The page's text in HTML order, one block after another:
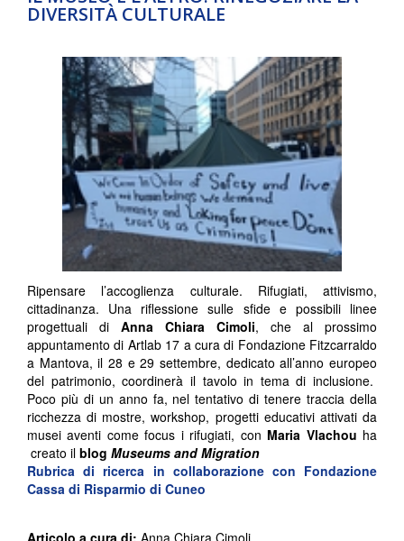
DIVERSITÀ CULTURALE
Ripensare l’accoglienza culturale. Rifugiati, attivismo,
cittadinanza. Una riflessione sulle sfide e possibili linee
progettuali di Anna Chiara Cimoli, che al prossimo
appuntamento di Artlab 17 a cura di Fondazione Fitzcarraldo
a Mantova, il 28 e 29 settembre, dedicato all’anno europeo
del patrimonio, coordinerà il tavolo in tema di inclusione.
Poco più di un anno fa, nel tentativo di tenere traccia della
ricchezza di mostre, workshop, progetti educativi attivati da
musei aventi come focus i rifugiati, con Maria Vlachou ha
creato il blog Museums and Migration
Rubrica di ricerca in collaborazione con Fondazione
Cassa di Risparmio di Cuneo